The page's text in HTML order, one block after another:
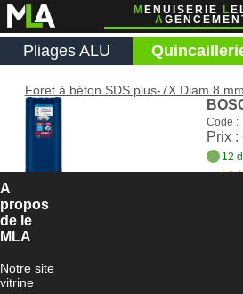
M ENUISERIE L
A
Pliages ALU
Foret à béton SDS plus-7X Diam.8
Code :
Prix :
12
Le
A
propos
de le
MLA
Notre site
vitrine